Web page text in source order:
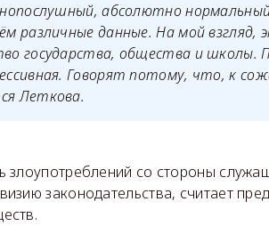
абсолютно
различные данные. На мой взгляд,
государства, общества и школы.
Говорят потому, что, к
Леткова.
злоупотреблений со стороны
законодательства, считает